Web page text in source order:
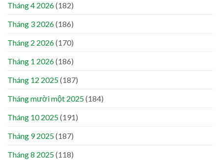
Tháng 4 2026(182)
Tháng 3 2026(186)
Tháng 2 2026(170)
Tháng 1 2026(186)
Tháng 12 2025(187)
Tháng mười một 2025(184)
Tháng 10 2025(191)
Tháng 9 2025(187)
Tháng 8 2025(118)